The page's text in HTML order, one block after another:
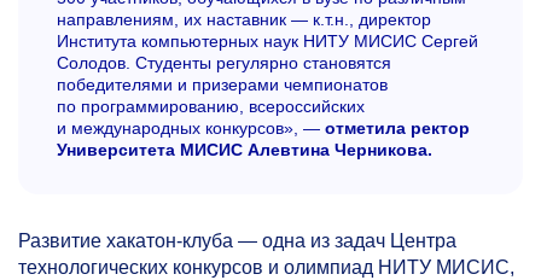
направлениям, их наставник — к.т.н., директор
Института компьютерных наук НИТУ МИСИС Сергей
Солодов. Студенты регулярно становятся
победителями и призерами чемпионатов
по программированию, всероссийских
и международных конкурсов», — отметила ректор
Университета МИСИС Алевтина Черникова.
Развитие хакатон-клуба — одна из задач Центра
технологических конкурсов и олимпиад НИТУ МИСИС,